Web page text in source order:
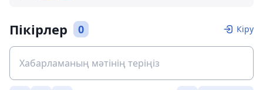
Пікірлер 0 Кіру